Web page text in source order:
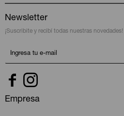
Newsletter
¡Suscribite y recibí todas nuestras novedades!
 
Empresa